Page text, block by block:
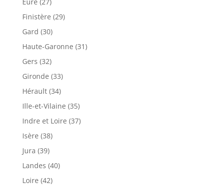
Finistère (29)
Gard (30)
Haute-Garonne (31)
Gers (32)
Gironde (33)
Hérault (34)
Ille-et-Vilaine (35)
Indre et Loire (37)
Isère (38)
Jura (39)
Landes (40)
Loire (42)